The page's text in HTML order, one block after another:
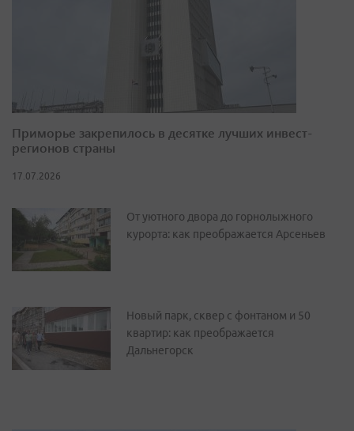
Приморье закрепилось в десятке лучших инвест-
регионов страны
17.07.2026
От уютного двора до горнолыжного
курорта: как преображается Арсеньев
Новый парк, сквер с фонтаном и 50
квартир: как преображается
Дальнегорск